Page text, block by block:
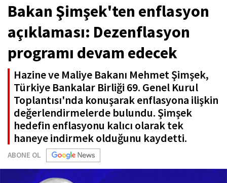
Bakan Şimşek'ten enflasyon
açıklaması: Dezenflasyon
programı devam edecek
Hazine ve Maliye Bakanı Mehmet Şimşek,
Türkiye Bankalar Birliği 69. Genel Kurul
Toplantısı'nda konuşarak enflasyona ilişkin
değerlendirmelerde bulundu. Şimşek
hedefin enflasyonu kalıcı olarak tek
haneye indirmek olduğunu kaydetti.
ABONE OL